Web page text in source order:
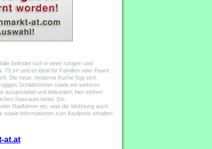
befindet sich in einer ruhigen und
m² und ist ideal für Familien oder Paare.
Die neue, moderne Küche fügt sich
Schlafzimmer sowie ein weiteres
ausgestattet und teilsaniert, hier stehen
Stauraum bietet. Ein
Radfahren ein, was die Wohnung auch
sowie Informationen zum Kaufpreis erhalten
at.at